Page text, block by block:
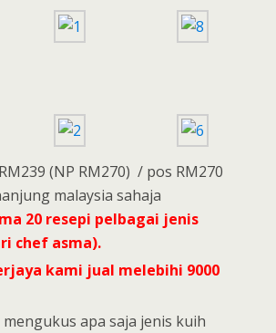
(NP RM270) / pos RM270
malaysia sahaja
20 resepi pelbagai jenis
chef asma).
kami jual melebihi 9000
apa saja jenis kuih